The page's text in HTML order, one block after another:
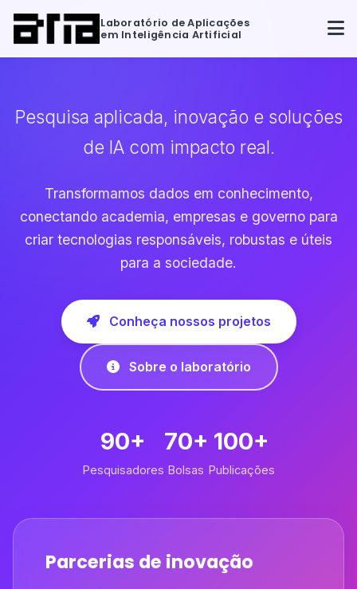
Laboratório de Aplicações
em Inteligência Artificial
Pesquisa aplicada, inovação e soluções
de IA com impacto real.
Transformamos dados em conhecimento,
conectando academia, empresas e governo para
criar tecnologias responsáveis, robustas e úteis
para a sociedade.
Conheça nossos projetos
Sobre o laboratório
90+
Pesquisadores
70+
Bolsas
100+
Publicações
Parcerias de inovação